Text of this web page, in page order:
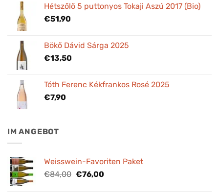
Hétszőlő 5 puttonyos Tokaji Aszú 2017 (Bio)
€51,90
Bökő Dávid Sárga 2025
€13,50
Tóth Ferenc Kékfrankos Rosé 2025
€7,90
IM ANGEBOT
Weisswein-Favoriten Paket
€84,00 Ursprünglicher
€76,00Aktueller